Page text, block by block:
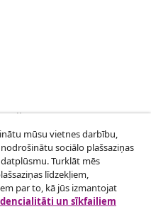
no
līguma
mūsu vietnes darbību,
sociālo plašsaziņas
Turklāt mēs
līdzekļiem,
par to, kā jūs izmantojat
un sīkfailiem